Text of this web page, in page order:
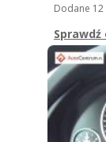
Dodane
Sprawdź